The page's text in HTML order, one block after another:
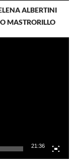
ALBERTINI
MASTRORILLO
21:36